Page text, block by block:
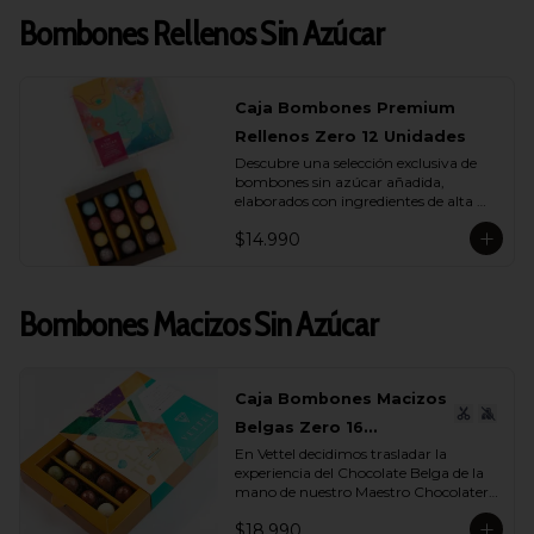
Bombones Rellenos Sin Azúcar
Caja Bombones Premium
Rellenos Zero 12 Unidades
Descubre una selección exclusiva de
bombones sin azúcar añadida,
elaborados con ingredientes de alta
calidad y rellenos suaves que realzan
cada capa de sabor.
indulgencia equilibrada, donde el
cacao es protagonista y cada textura
La colección incluye una cuidada
variedad de sabores (endulzados con
alulosa): maracuyá, avellana,
caramelo y leche, donde cada bombón
ofrece una experiencia distinta.
Rellenos cremosos, notas profundas de
ingredientes nobles, no de azúcares
$14.990
Bombones Macizos Sin Azúcar
Caja Bombones Macizos
Belgas Zero 16
Unidades
En Vettel decidimos trasladar la
experiencia del Chocolate Belga de la
mano de nuestro Maestro Chocolatero
para crear estas piezas de bombones
macizos sin azúcar añadida de